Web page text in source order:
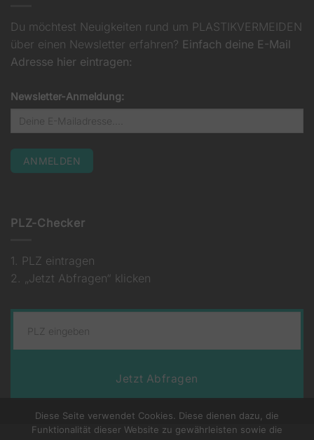
Du möchtest Neuigkeiten rund um PLASTIKVERMEIDEN
über einen Newsletter erfahren? Einfach deine E-Mail
Adresse hier eintragen:
Newsletter-Anmeldung:
PLZ-Checker
1. PLZ eintragen
2. „Jetzt Abfragen“ klicken
Jetzt Abfragen
Diese Seite verwendet Cookies. Diese dienen dazu, die
Funktionalität dieser Website zu gewährleisten sowie die